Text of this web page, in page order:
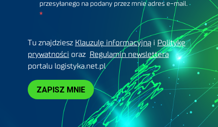
przesyłanego na podany przez mnie adres e-mail.
Tu znajdziesz Klauzulę informacyjną i Politykę
prywatności oraz
Regulamin newslettera
portalu logistyka.net.pl
ZAPISZ MNIE